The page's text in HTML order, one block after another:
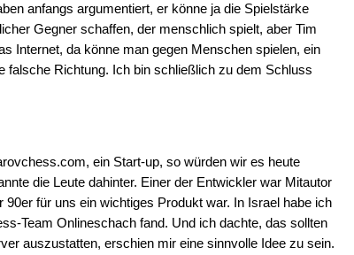
anfangs argumentiert, er könne ja die Spielstärke
Gegner schaffen, der menschlich spielt, aber Tim
Internet, da könne man gegen Menschen spielen, ein
Richtung. Ich bin schließlich zu dem Schluss
ein Start-up, so würden wir es heute
die Leute dahinter. Einer der Entwickler war Mitautor
für uns ein wichtiges Produkt war. In Israel habe ich
Team Onlineschach fand. Und ich dachte, das sollten
auszustatten, erschien mir eine sinnvolle Idee zu sein.